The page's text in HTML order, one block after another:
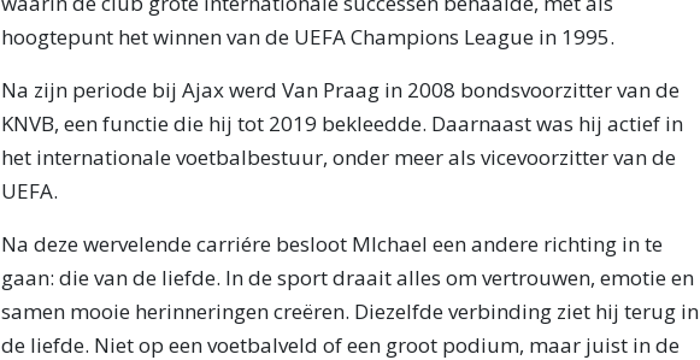
hoogtepunt het winnen van de UEFA Champions League in 1995.
Na zijn periode bij Ajax werd Van Praag in 2008 bondsvoorzitter van de
KNVB, een functie die hij tot 2019 bekleedde. Daarnaast was hij actief in
het internationale voetbalbestuur, onder meer als vicevoorzitter van de
UEFA.
Na deze wervelende carriére besloot MIchael een andere richting in te
gaan: die van de liefde. In de sport draait alles om vertrouwen, emotie en
samen mooie herinneringen creëren. Diezelfde verbinding ziet hij terug in
de liefde. Niet op een voetbalveld of een groot podium, maar juist in de